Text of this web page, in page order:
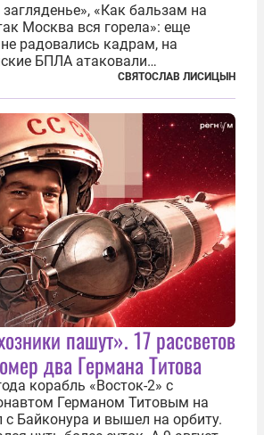
загляденье», «Как бальзам на
Москва вся горела»: еще
радовались кадрам, на
БПЛА атаковали
предприятия России. В
что в «эту игру можно
российские дроны только за...
СВЯТОСЛАВ ЛИСИЦЫН
пашут». 17 рассветов
два Германа Титова
корабль «Восток-2» с
Германом Титовым на
с Байконура и вышел на орбиту.